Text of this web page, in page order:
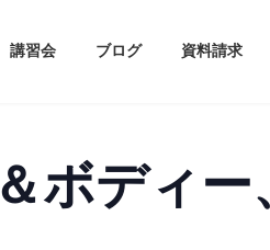
講習会 ブログ 資料請求
ディー、